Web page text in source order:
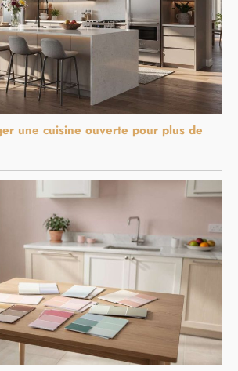
une cuisine ouverte pour plus de